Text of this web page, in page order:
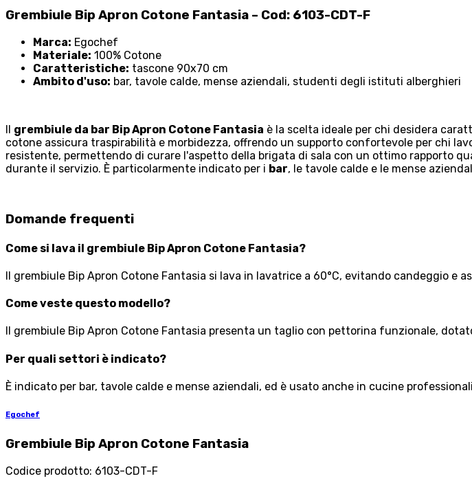
Grembiule Bip Apron Cotone Fantasia – Cod: 6103-CDT-F
Marca: Egochef
Materiale: 100% Cotone
Caratteristiche: tascone 90x70 cm
Ambito d'uso: bar, tavole calde, mense aziendali, studenti degli istituti alberghieri
Il grembiule da bar Bip Apron Cotone Fantasia è la scelta ideale per chi desidera
cotone assicura traspirabilità e morbidezza, offrendo un supporto confortevole per chi
resistente, permettendo di curare l'aspetto della brigata di sala con un ottimo rapporto
durante il servizio. È particolarmente indicato per i bar, le tavole calde e le mense
Domande frequenti
Come si lava il grembiule Bip Apron Cotone Fantasia?
Il grembiule Bip Apron Cotone Fantasia si lava in lavatrice a 60°C, evitando candeggio e
Come veste questo modello?
Il grembiule Bip Apron Cotone Fantasia presenta un taglio con pettorina funzionale,
Per quali settori è indicato?
È indicato per bar, tavole calde e mense aziendali, ed è usato anche in cucine
Egochef
Grembiule Bip Apron Cotone Fantasia
Codice prodotto: 6103-CDT-F